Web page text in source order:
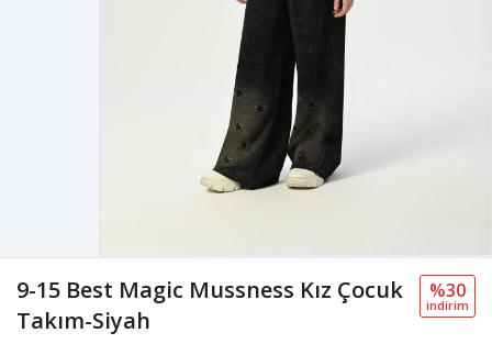
9-15 Best Magic Mussness Kız Çocuk
Takım-Siyah
%30
i̇ndi̇ri̇m